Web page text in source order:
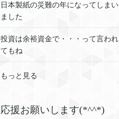
日本製紙の災難の年になってしまい
ました
投資は余裕資金で・・・って言われ
てもね
もっと見る
応援お願いします(*^^*)